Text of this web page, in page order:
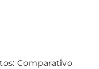
Comparativo